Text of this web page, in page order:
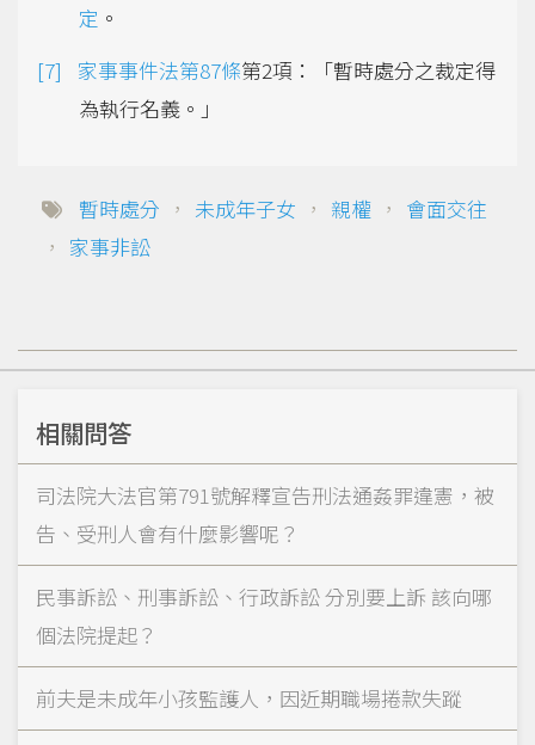
定 。
家事事件法第87條第2項：「暫時處分之裁定得
為執行名義。」
暫時處分 ， 未成年子女 ， 親權 ， 會面交往
， 家事非訟
相關問答
司法院大法官第791號解釋宣告刑法通姦罪違憲，被
告、受刑人會有什麼影響呢？
民事訴訟、刑事訴訟、行政訴訟 分別要上訴 該向哪
個法院提起？
前夫是未成年小孩監護人，因近期職場捲款失蹤